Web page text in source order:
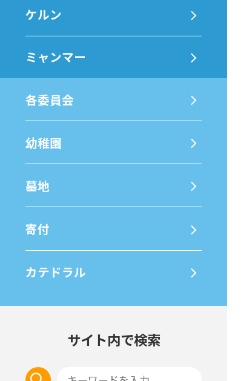
ケルン
ミャンマー
各委員会
幼稚園
墓地
寄付
カテドラル
サイト内で検索